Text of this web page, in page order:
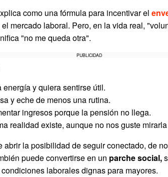
como una fórmula para incentivar el
mercado laboral. Pero, en la vida real,
"no me queda otra".
PUBLICIDAD
y quiera sentirse útil.
y eche de menos una rutina.
ingresos porque la pensión no llega.
realidad existe, aunque no nos guste
abrir la posibilidad de seguir conectado, de
puede convertirse en un parche social,
laborales dignas para mayores.